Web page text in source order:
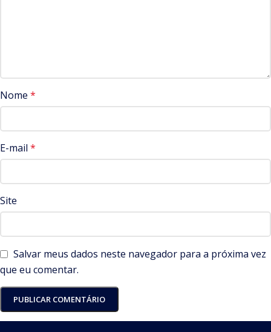
Nome *
E-mail *
Site
Salvar meus dados neste navegador para a próxima vez
que eu comentar.